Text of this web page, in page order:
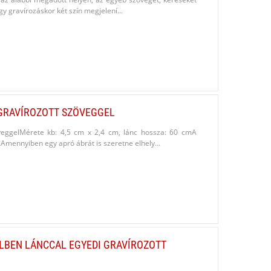
gravírozáskor két szín megjelení...
SZÖVEGGEL
kb: 4,5 cm x 2,4 cm, lánc hossza: 60 cmA
egy apró ábrát is szeretne elhely...
LÁNCCAL EGYEDI GRAVÍROZOTT